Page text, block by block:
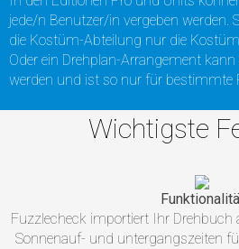
jede/n Benutzer/in vergeben werden.
die Kostüm-Abteilung nur die
Oder ein Drehplan-Arrangement kann
werden und ist so nur für bestimmte
Wichtigste
Fuzzlecheck importiert Ihr Drehbuch
Sonnenauf- und untergangszeiten